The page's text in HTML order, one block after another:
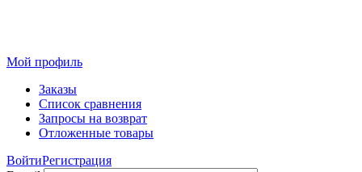
Мой профиль
Заказы
Список сравнения
Запросы на возврат
Отложенные товары
ВойтиРегистрация